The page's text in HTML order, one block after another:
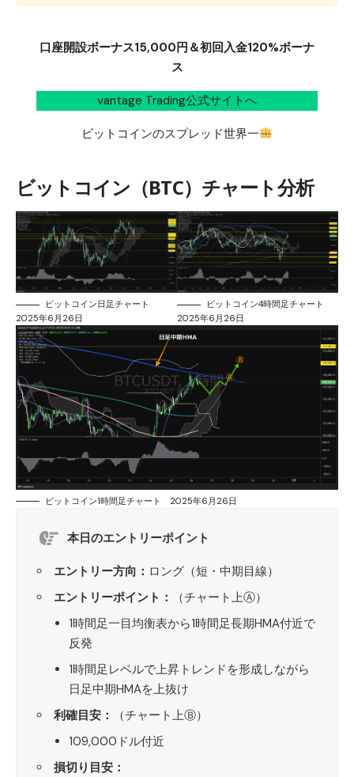
口座開設ボーナス15,000円＆初回入金120%ボーナ
ス
vantage Trading公式サイトへ
ビットコインのスプレッド世界一
ビットコイン（BTC）チャート分析
ビットコイン日足チャート
2025年6月26日
ビットコイン4時間足チャート
2025年6月26日
ビットコイン1時間足チャート 2025年6月26日
本日のエントリーポイント
エントリー方向： ロング（短・中期目線）
エントリーポイント：
（チャート上Ⓐ）
1時間足一目均衡表から1時間足長期HMA付近で
反発
1時間足レベルで上昇トレンドを形成しながら
日足中期HMAを上抜け
利確目安：
（チャート上Ⓑ）
109,000ドル付近
損切り目安：